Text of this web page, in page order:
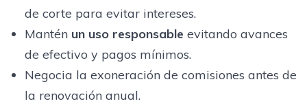
de corte para evitar intereses.
Mantén un uso responsable evitando avances
de efectivo y pagos mínimos.
Negocia la exoneración de comisiones antes de
la renovación anual.